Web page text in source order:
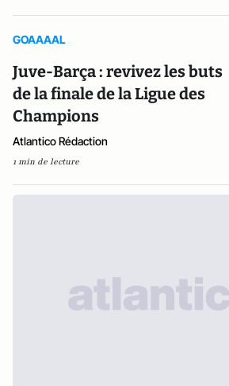
GOAAAAL
Juve-Barça : revivez les buts
de la finale de la Ligue des
Champions
Atlantico Rédaction
1 min de lecture